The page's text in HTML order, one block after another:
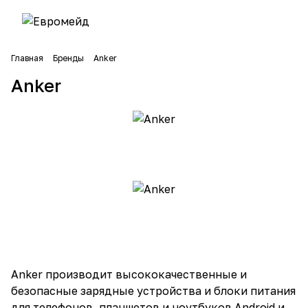
Главная Бренды Anker
Anker
Anker производит высококачественные и
безопасные зарядные устройства и блоки питания